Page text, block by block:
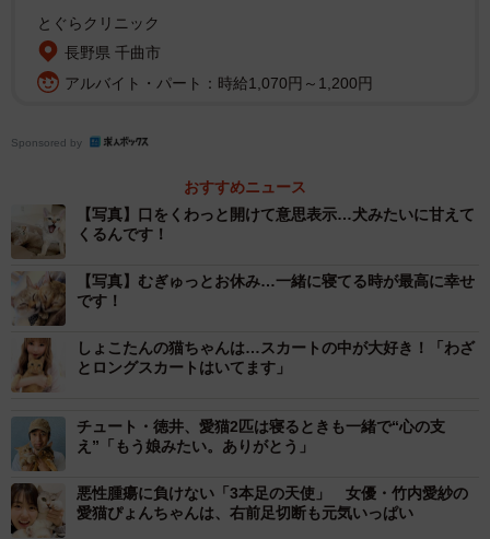
3/6
近つくにゃ！
「たいが」と「とわ」とは２０１９年の７月と１０月か
ら一緒に暮らしています。「自分以外で愛情を注げるもの
があればいいな」と思いお迎えしました。犬や猫を飼った
ことがなかったし１人暮らしで不安もありましたが、猫の
とぐらクリニック
長野県 千曲市
アルバイト・パート：時給1,070円～1,200円
Sponsored by
おすすめニュース
【写真】口をくわっと開けて意思表示…犬みたいに甘えて
くるんです！
【写真】むぎゅっとお休み…一緒に寝てる時が最高に幸せ
です！
しょこたんの猫ちゃんは…スカートの中が大好き！「わざ
とロングスカートはいてます」
チュート・徳井、愛猫2匹は寝るときも一緒で“心の支
え”「もう娘みたい。ありがとう」
悪性腫瘍に負けない「3本足の天使」 女優・竹内愛紗の
愛猫ぴょんちゃんは、右前足切断も元気いっぱい